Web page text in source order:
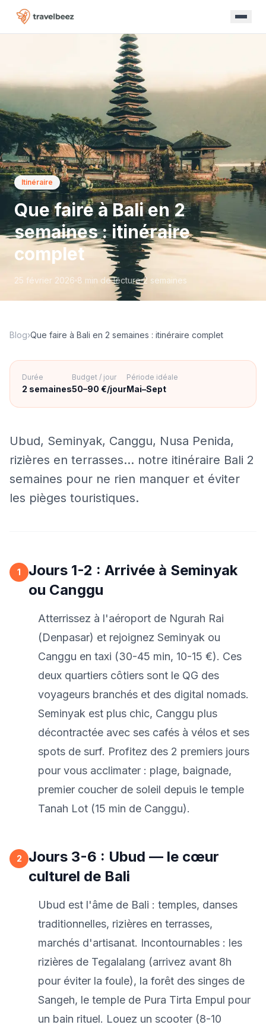
Itinéraire
Que faire à Bali en 2
semaines : itinéraire
complet
25 février 2026 8 min de lecture 2 semaines
Blog›Que faire à Bali en 2 semaines : itinéraire complet
Durée
2 semaines
Budget / jour
50–90 €/jour
Période idéale
Mai–Sept
Ubud, Seminyak, Canggu, Nusa Penida,
rizières en terrasses… notre itinéraire Bali 2
semaines pour ne rien manquer et éviter
les pièges touristiques.
1
Jours 1-2 : Arrivée à Seminyak
ou Canggu
Atterrissez à l'aéroport de Ngurah Rai
(Denpasar) et rejoignez Seminyak ou
Canggu en taxi (30-45 min, 10-15 €). Ces
deux quartiers côtiers sont le QG des
voyageurs branchés et des digital nomads.
Seminyak est plus chic, Canggu plus
décontractée avec ses cafés à vélos et ses
spots de surf. Profitez des 2 premiers jours
pour vous acclimater : plage, baignade,
premier coucher de soleil depuis le temple
Tanah Lot (15 min de Canggu).
2
Jours 3-6 : Ubud — le cœur
culturel de Bali
Ubud est l'âme de Bali : temples, danses
traditionnelles, rizières en terrasses,
marchés d'artisanat. Incontournables : les
rizières de Tegalalang (arrivez avant 8h
pour éviter la foule), la forêt des singes de
Sangeh, le temple de Pura Tirta Empul pour
un bain rituel. Louez un scooter (8-10